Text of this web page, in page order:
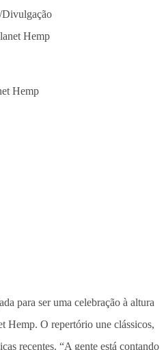
Divulgação
Hemp
para ser uma celebração à altura
Hemp. O repertório une clássicos,
recentes. “A gente está contando